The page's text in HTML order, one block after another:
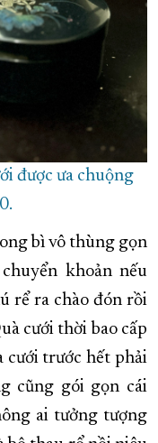
được ưa chuộng
bì vô thùng gọn
khoản nếu
rể ra chào đón rồi
cưới thời bao cấp
cưới trước hết phải
cũng gói gọn cái
ai tưởng tượng